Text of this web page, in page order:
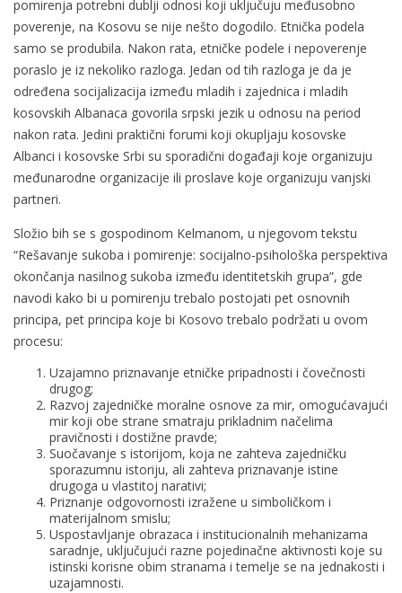
pomirenja potrebni dublji odnosi koji uključuju međusobno
poverenje, na Kosovu se nije nešto dogodilo. Etnička podela
samo se produbila. Nakon rata, etničke podele i nepoverenje
poraslo je iz nekoliko razloga. Jedan od tih razloga je da je
određena socijalizacija između mladih i zajednica i mladih
kosovskih Albanaca govorila srpski jezik u odnosu na period
nakon rata. Jedini praktični forumi koji okupljaju kosovske
Albanci i kosovske Srbi su sporadični događaji koje organizuju
međunarodne organizacije ili proslave koje organizuju vanjski
partneri.
Složio bih se s gospodinom Kelmanom, u njegovom tekstu
“Rešavanje sukoba i pomirenje: socijalno-psihološka perspektiva
okončanja nasilnog sukoba između identitetskih grupa”, gde
navodi kako bi u pomirenju trebalo postojati pet osnovnih
principa, pet principa koje bi Kosovo trebalo podržati u ovom
procesu:
Uzajamno priznavanje etničke pripadnosti i čovečnosti
drugog;
Razvoj zajedničke moralne osnove za mir, omogućavajući
mir koji obe strane smatraju prikladnim načelima
pravičnosti i dostižne pravde;
Suočavanje s istorijom, koja ne zahteva zajedničku
sporazumnu istoriju, ali zahteva priznavanje istine
drugoga u vlastitoj narativi;
Priznanje odgovornosti izražene u simboličkom i
materijalnom smislu;
Uspostavljanje obrazaca i institucionalnih mehanizama
saradnje, uključujući razne pojedinačne aktivnosti koje su
istinski korisne obim stranama i temelje se na jednakosti i
uzajamnosti.